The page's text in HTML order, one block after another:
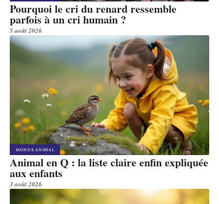
Pourquoi le cri du renard ressemble
parfois à un cri humain ?
5 août 2026
MONDE ANIMAL
Animal en Q : la liste claire enfin expliquée
aux enfants
3 août 2026